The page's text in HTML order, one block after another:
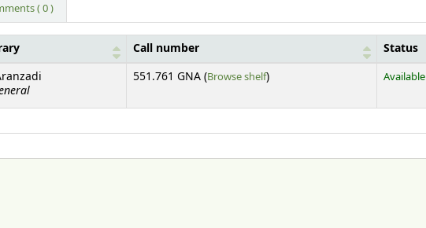
( 0 )
Call number Status
551.761 GNA (Browse shelf(Opens below)
) Available